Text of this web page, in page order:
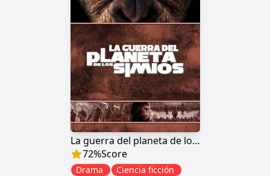
La guerra del planeta de los simios
72%Score
Drama
Ciencia ficción